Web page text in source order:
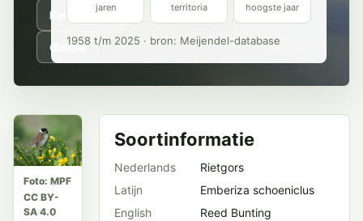
Kenmerken
Geluid
jaren territoria hoogste jaar
1958 t/m 2025 · bron: Meijendel-database
Foto: MPF
CC BY-
SA 4.0
Soortinformatie
Nederlands
Rietgors
Latijn
Emberiza schoeniclus
English
Reed Bunting